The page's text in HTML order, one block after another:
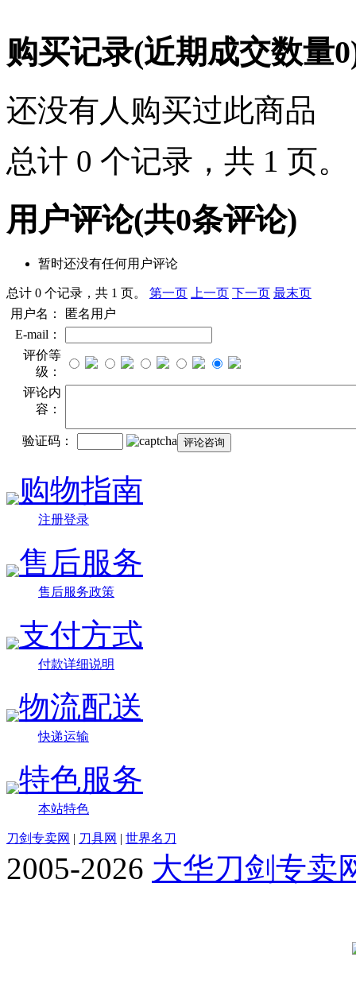
购买记录(近期成交数量0
还没有人购买过此商品
总计 0 个记录，共 1 页。
用户评论(共0条评论)
暂时还没有任何用户评论
总计 0 个记录，共 1 页。 第一页 上一页 下一页 最末页
用户名：
匿名用户
E-mail：
评价等
级：
评论内
容：
验证码：
购物指南
注册登录
售后服务
售后服务政策
支付方式
付款详细说明
物流配送
快递运输
特色服务
本站特色
刀剑专卖网 | 刀具网 | 世界名刀
2005-2026 大华刀剑专卖